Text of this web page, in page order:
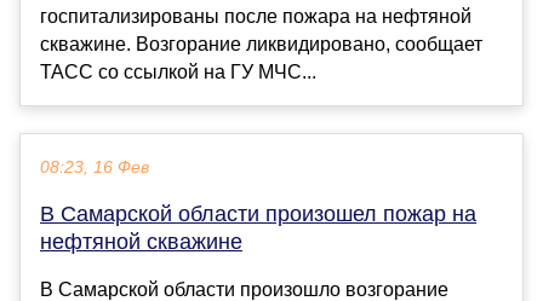
госпитализированы после пожара на нефтяной
скважине. Возгорание ликвидировано, сообщает
ТАСС со ссылкой на ГУ МЧС...
08:23, 16 Фев
В Самарской области произошел пожар на
нефтяной скважине
В Самарской области произошло возгорание